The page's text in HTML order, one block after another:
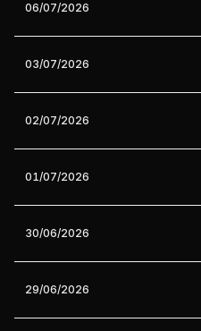
06/07/2026
03/07/2026
02/07/2026
01/07/2026
30/06/2026
29/06/2026